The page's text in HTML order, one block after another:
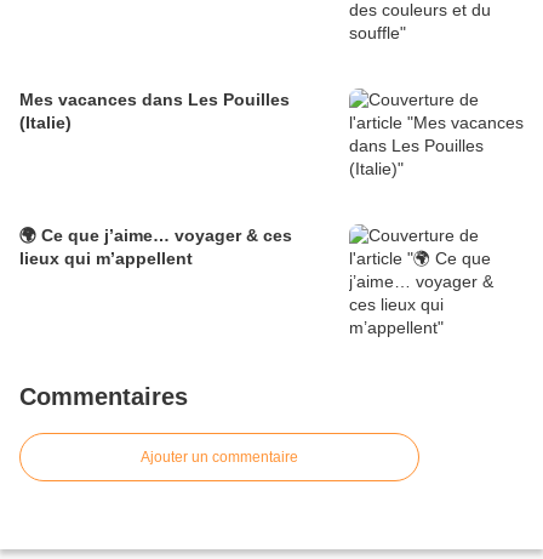
Mes vacances dans Les Pouilles
(Italie)
🌍 Ce que j’aime… voyager & ces
lieux qui m’appellent
Commentaires
Ajouter un commentaire